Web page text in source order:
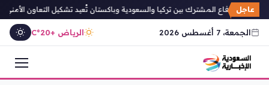
عاجل
مكة للدفاع المشترك بين تركيا والسعودية وباكستان تُعيد تشكيل التعاون الأمني
الجمعة، 7 أغسطس 2026 الرياض +20°C